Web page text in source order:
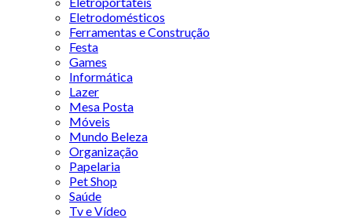
Eletrodomésticos
Ferramentas e Construção
Festa
Games
Informática
Lazer
Mesa Posta
Móveis
Mundo Beleza
Organização
Papelaria
Pet Shop
Saúde
Tv e Vídeo